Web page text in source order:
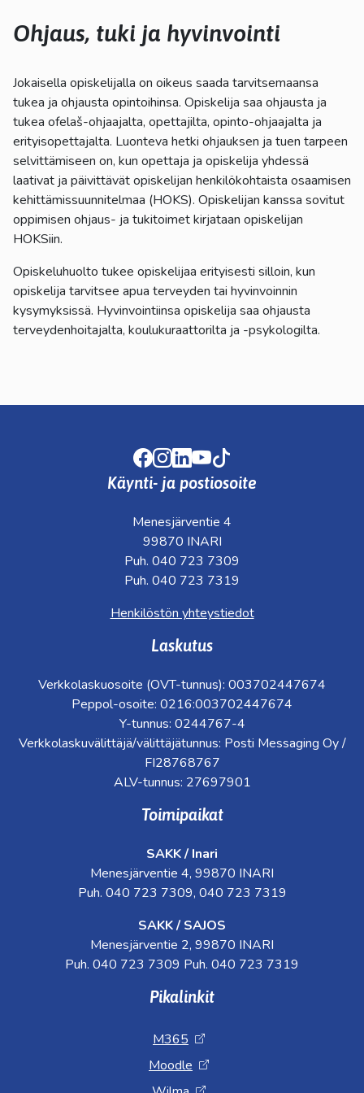
ja
pyyhkäisyliikkeitä.
Ohjaus, tuki ja hyvinvointi
Jokaisella opiskelijalla on oikeus saada tarvitsemaansa
tukea ja ohjausta opintoihinsa. Opiskelija saa ohjausta ja
tukea ofelaš-ohjaajalta, opettajilta, opinto-ohjaajalta ja
erityisopettajalta. Luonteva hetki ohjauksen ja tuen tarpeen
selvittämiseen on, kun opettaja ja opiskelija yhdessä
laativat ja päivittävät opiskelijan henkilökohtaista osaamisen
kehittämissuunnitelmaa (HOKS). Opiskelijan kanssa sovitut
oppimisen ohjaus- ja tukitoimet kirjataan opiskelijan
HOKSiin.
Opiskeluhuolto tukee opiskelijaa erityisesti silloin, kun
opiskelija tarvitsee apua terveyden tai hyvinvoinnin
kysymyksissä. Hyvinvointiinsa opiskelija saa ohjausta
terveydenhoitajalta, koulukuraattorilta ja -psykologilta.
Facebook
Instagram
LinkedIn
Youtube
Käynti- ja postiosoite
Menesjärventie 4
99870 INARI
Puh. 040 723 7309
Puh. 040 723 7319
Henkilöstön yhteystiedot
Laskutus
Verkkolaskuosoite (OVT-tunnus): 003702447674
Peppol-osoite: 0216:003702447674
Y-tunnus: 0244767-4
Verkkolaskuvälittäjä/välittäjätunnus: Posti Messaging Oy /
FI28768767
ALV-tunnus: 27697901
Toimipaikat
SAKK / Inari
Menesjärventie 4, 99870 INARI
Puh. 040 723 7309, 040 723 7319
SAKK / SAJOS
Menesjärventie 2, 99870 INARI
Puh. 040 723 7309 Puh. 040 723 7319
Pikalinkit
M365
Moodle